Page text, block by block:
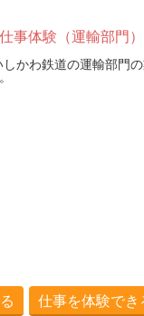
事体験（運輸部門）
かわ鉄道の運輸部門
仕事を体験でき